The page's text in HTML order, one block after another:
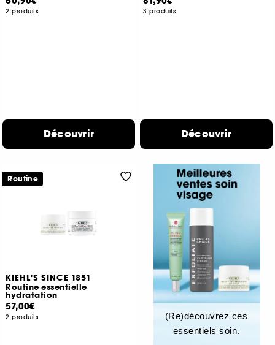
2 produits
Découvrir
3 produits
Découvrir
KIEHL'S SINCE 1851
Routine essentielle
hydratation
57,00€
2 produits
Routine
(Re)découvrez ces
essentiels soin.